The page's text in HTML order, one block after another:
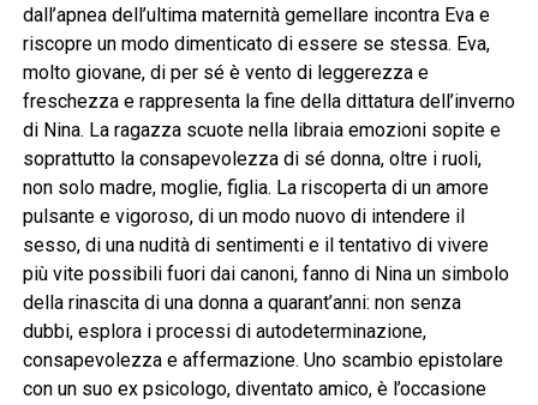
dall’apnea dell’ultima maternità gemellare incontra Eva e
riscopre un modo dimenticato di essere se stessa. Eva,
molto giovane, di per sé è vento di leggerezza e
freschezza e rappresenta la fine della dittatura dell’inverno
di Nina. La ragazza scuote nella libraia emozioni sopite e
soprattutto la consapevolezza di sé donna, oltre i ruoli,
non solo madre, moglie, figlia. La riscoperta di un amore
pulsante e vigoroso, di un modo nuovo di intendere il
sesso, di una nudità di sentimenti e il tentativo di vivere
più vite possibili fuori dai canoni, fanno di Nina un simbolo
della rinascita di una donna a quarant’anni: non senza
dubbi, esplora i processi di autodeterminazione,
consapevolezza e affermazione. Uno scambio epistolare
con un suo ex psicologo, diventato amico, è l’occasione